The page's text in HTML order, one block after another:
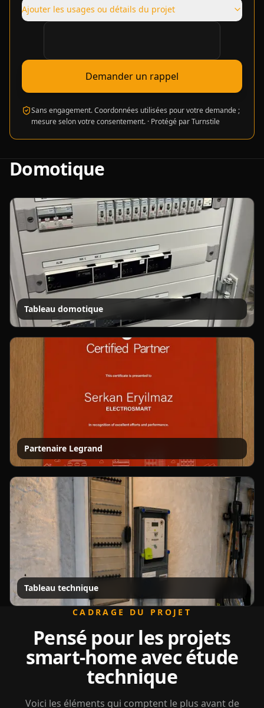
Ajouter les usages ou détails du projet
Vérification requise
Demander un rappel
Sans engagement. Coordonnées utilisées pour votre demande ;
mesure selon votre consentement. · Protégé par Turnstile
Domotique
Tableau domotique
Partenaire Legrand
Tableau technique
CADRAGE DU PROJET
Pensé pour les projets
smart-home avec étude
technique
Voici les éléments qui comptent le plus avant de